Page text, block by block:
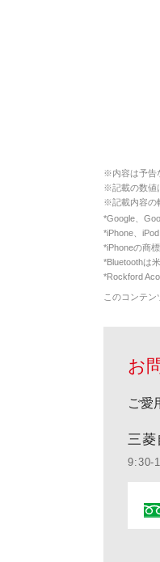
※内容は予告
※記載の数値
※記載内容の
*Google、
*iPhone、
*iPhoneの商
*Bluetoothは
*Rockford
このコンテ
お
ご愛
三菱
9:30-